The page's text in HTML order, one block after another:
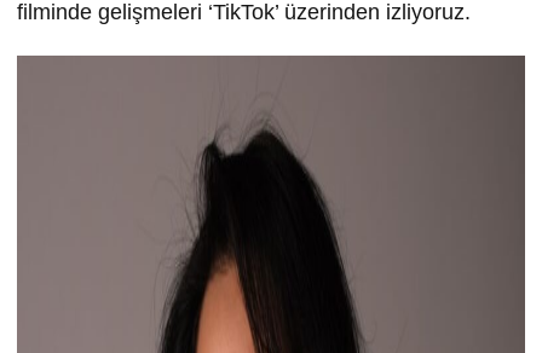
filminde gelişmeleri ‘TikTok’ üzerinden izliyoruz.